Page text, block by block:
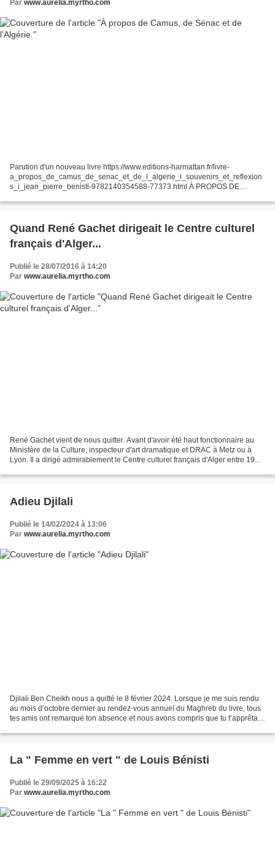
Par www.aurelia.myrtho.com
Parution d'un nouveau livre https://www.editions-harmattan.fr/livre-
a_propos_de_camus_de_senac_et_de_l_algerie_i_souvenirs_et_reflexion
s_i_jean_pierre_benisti-9782140354588-77373.html À PROPOS DE
Quand René Gachet dirigeait le Centre culturel
français d'Alger...
Publié le 28/07/2016 à 14:20
Par www.aurelia.myrtho.com
René Gachet vient de nous quitter. Avant d'avoir été haut fonctionnaire au
Ministère de la Culture, inspecteur d'art dramatique et DRAC à Metz ou à
Lyon. Il a dirigé admirablement le Centre culturel français d'Alger entre 1967
Adieu Djilali
Publié le 14/02/2024 à 13:06
Par www.aurelia.myrtho.com
Djilali Ben Cheikh nous a quitté le 8 février 2024. Lorsque je me suis rendu
au mois d’octobre dernier au rendez-vous annuel du Maghreb du livre, tous
tes amis ont remarqué ton absence et nous avons compris que tu t’apprêtais
La " Femme en vert " de Louis Bénisti
Publié le 29/09/2025 à 16:22
Par www.aurelia.myrtho.com